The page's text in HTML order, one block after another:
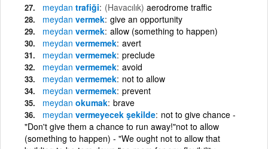
meydan trafiği (Havacılık) aerodrome traffic
meydan vermek give an opportunity
meydan vermek allow (something to happen)
meydan vermemek avert
meydan vermemek preclude
meydan vermemek avoid
meydan vermemek not to allow
meydan vermemek prevent
meydan okumak brave
meydan vermeyecek şekilde not to give chance -
"Don't give them a chance to run away!"not to allow
(something to happen) - "We ought not to allow that